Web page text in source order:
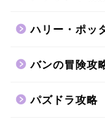
ハリー・ポッ
バンの冒険攻
パズドラ攻略